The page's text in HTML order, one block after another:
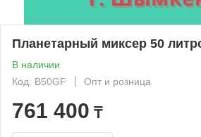
Планетарный миксер 50
В наличии
Код: B50GF
Опт и розница
761 400 ₸